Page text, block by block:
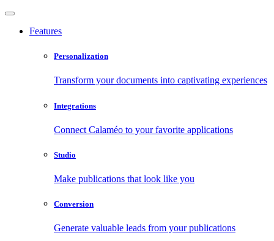
Features
Personalization
Transform your documents into captivating experiences
Integrations
Connect Calaméo to your favorite applications
Studio
Make publications that look like you
Conversion
Generate valuable leads from your publications